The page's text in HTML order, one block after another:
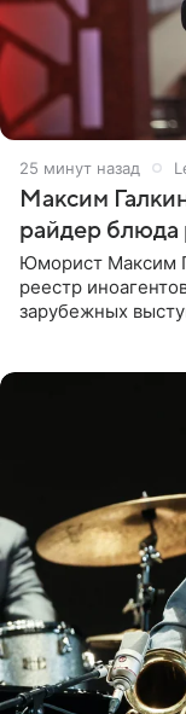
26 минут назад
Максим
райдер блюда
Юморист Максим
реестр
зарубежных